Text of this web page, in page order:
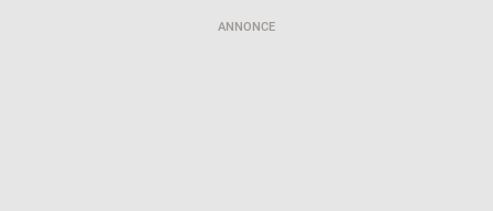
ANNONCE